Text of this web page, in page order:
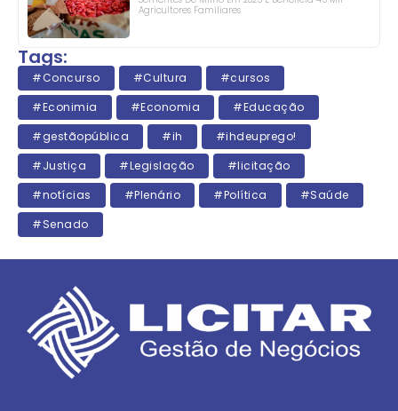
Agricultores Familiares
Tags:
#Concurso #Cultura
#cursos
#Econimia
#Economia
#Educação
#gestãopública
#ih
#ihdeuprego!
#Justiça
#Legislação
#licitação
#notícias
#Plenário #Política
#Saúde
#Senado